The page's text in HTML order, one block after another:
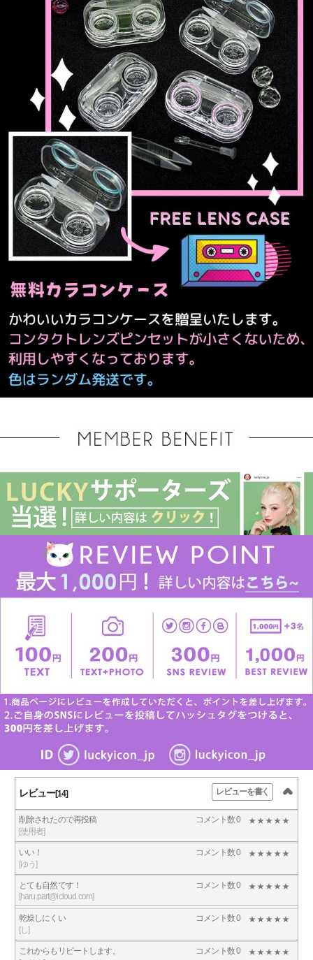
レビュー[14]
削除されたので再投稿
[使用者]
コメント数 0
いい！
[ゆう]
コメント数 0
とても自然です！
[haru.part@icloud.com]
コメント数 0
乾燥しにくい
[し]
コメント数 0
これからもリピートします。
コメント数 0
レビューを書く